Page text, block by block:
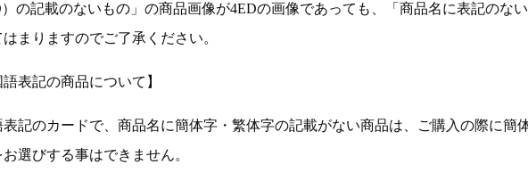
）の記載のないもの」の商品画像が4EDの画像であっても、「商品名に表記のない
まりますのでご了承ください。
語表記の商品について】
表記のカードで、商品名に簡体字・繁体字の記載がない商品は、ご購入の際に簡
選びする事はできません。